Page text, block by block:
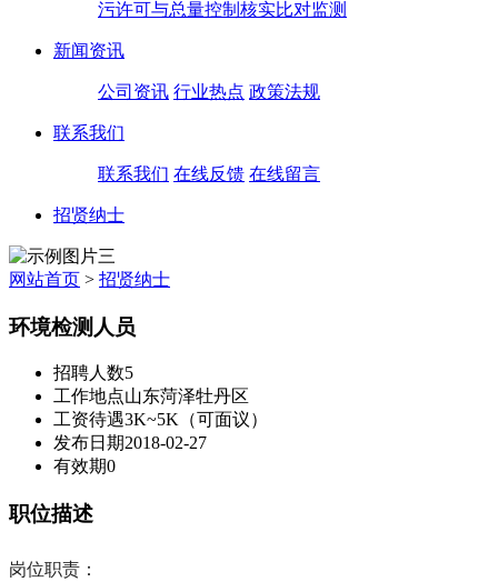
污许可与总量控制核实比对监测
新闻资讯
公司资讯 行业热点 政策法规
联系我们
联系我们 在线反馈 在线留言
招贤纳士
网站首页 > 招贤纳士
环境检测人员
招聘人数5
工作地点山东菏泽牡丹区
工资待遇3K~5K（可面议）
发布日期2018-02-27
有效期0
职位描述
岗位职责：